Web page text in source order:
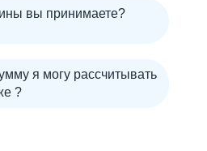
вы принимаете?
я могу рассчитывать
?